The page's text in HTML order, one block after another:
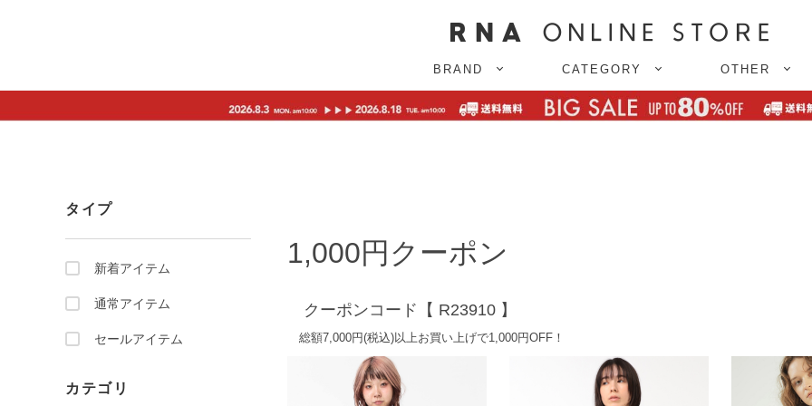
BRAND CATEGORY OTHER
タイプ
新着アイテム
通常アイテム
セールアイテム
カテゴリ
1,000円クーポン
クーポンコード【 R23910 】
総額7,000円(税込)以上お買い上げで1,000円OFF！